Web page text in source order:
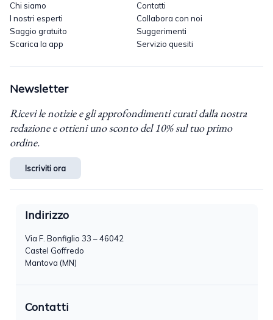
Chi siamo
I nostri esperti
Saggio gratuito
Scarica la app
Contatti
Collabora con noi
Suggerimenti
Servizio quesiti
Newsletter
Ricevi le notizie e gli approfondimenti curati dalla nostra
redazione e ottieni uno sconto del 10% sul tuo primo
ordine.
Iscriviti ora
Indirizzo
Via F. Bonfiglio 33 – 46042
Castel Goffredo
Mantova (MN)
Contatti